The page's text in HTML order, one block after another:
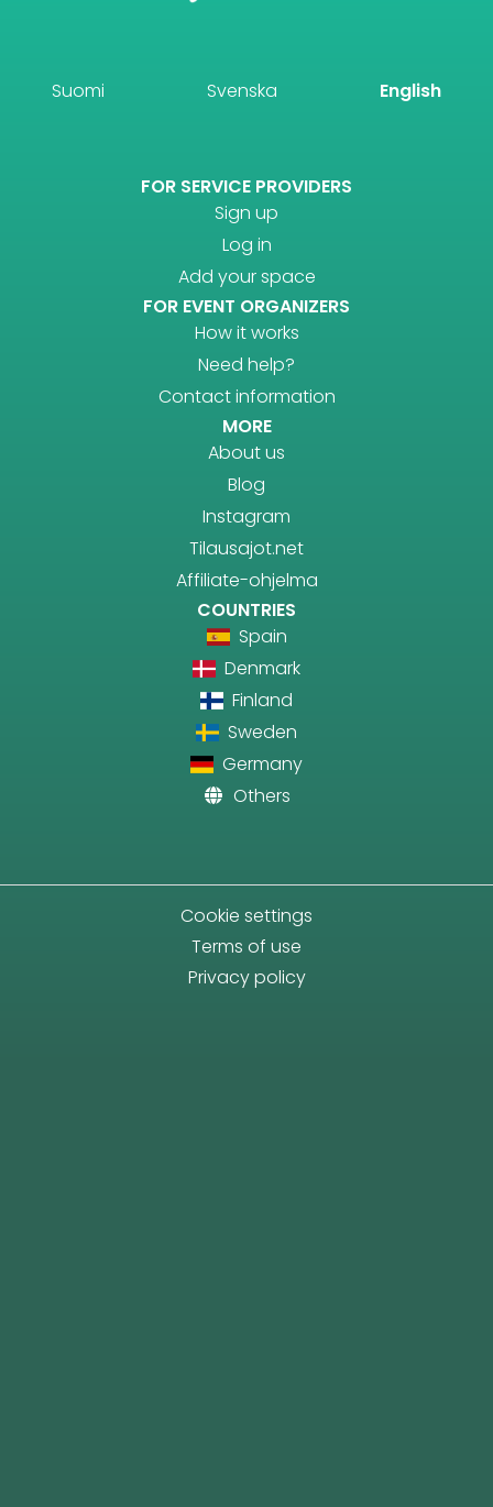
Suomi Svenska English
FOR SERVICE PROVIDERS
Sign up
Log in
Add your space
FOR EVENT ORGANIZERS
How it works
Need help?
Contact information
MORE
About us
Blog
Instagram
Tilausajot.net
Affiliate-ohjelma
COUNTRIES
Spain
Denmark
Finland
Sweden
Germany
Others
Cookie settings
Terms of use
Privacy policy